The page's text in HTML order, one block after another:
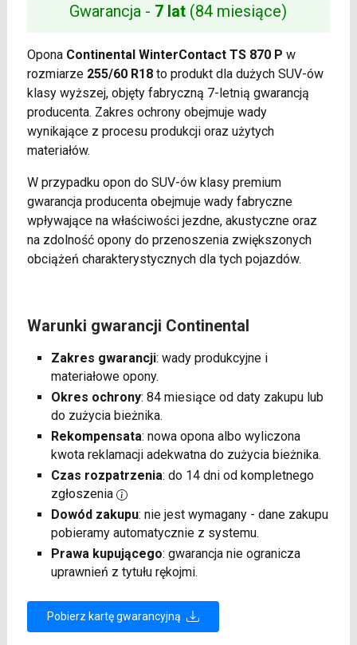
Gwarancja - 7 lat (84 miesiące)
Opona Continental WinterContact TS 870 P w
rozmiarze 255/60 R18to produkt dla dużych SUV-ów
klasy wyższej, objęty fabryczną 7-letnią gwarancją
producenta. Zakres ochrony obejmuje wady
wynikające z procesu produkcji oraz użytych
materiałów.
W przypadku opon do SUV-ów klasy premium
gwarancja producenta obejmuje wady fabryczne
wpływające na właściwości jezdne, akustyczne oraz
na zdolność opony do przenoszenia zwiększonych
obciążeń charakterystycznych dla tych pojazdów.
Warunki gwarancji Continental
Zakres gwarancji: wady produkcyjne i
materiałowe opony.
Okres ochrony: 84 miesiące od daty zakupu lub
do zużycia bieżnika.
Rekompensata: nowa opona albo wyliczona
kwota reklamacji adekwatna do zużycia bieżnika.
Czas rozpatrzenia: do 14 dni od kompletnego
zgłoszenia
Dowód zakupu: nie jest wymagany - dane zakupu
pobieramy automatycznie z systemu.
Prawa kupującego: gwarancja nie ogranicza
uprawnień z tytułu rękojmi.
Pobierz kartę gwarancyjną